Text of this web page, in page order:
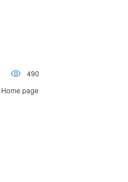
490
Home page